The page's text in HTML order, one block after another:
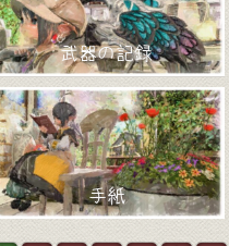
武器の記録
手紙